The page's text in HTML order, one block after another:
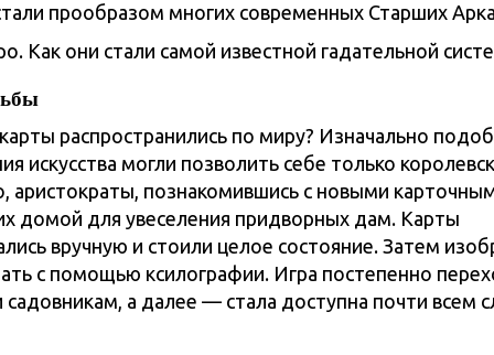
прообразом многих современных Старших
распространились по миру? Изначально
искусства могли позволить себе только
аристократы, познакомившись с новыми
домой для увеселения придворных дам. Карты
вручную и стоили целое состояние. Затем
с помощью ксилографии. Игра постепенно
садовникам, а далее — стала доступна почти всем